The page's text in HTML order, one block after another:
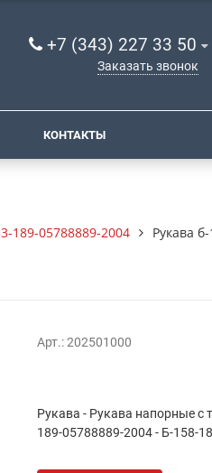
+7 (343) 227 33 50
Заказать звонок
КОНТАКТЫ
189-05788889-2004 Рукава
Арт.: 202501000
Рукава - Рукава напорные
189-05788889-2004 - Б-158-